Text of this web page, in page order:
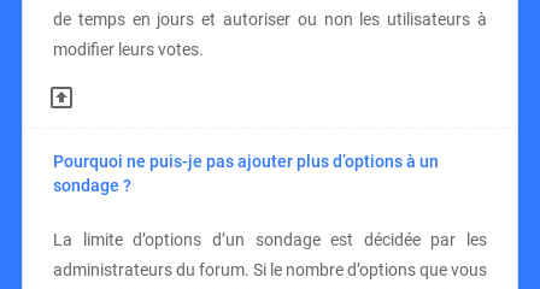
de temps en jours et autoriser ou non les utilisateurs à
modifier leurs votes.
Pourquoi ne puis-je pas ajouter plus d’options à un
sondage ?
La limite d’options d’un sondage est décidée par les
administrateurs du forum. Si le nombre d’options que vous